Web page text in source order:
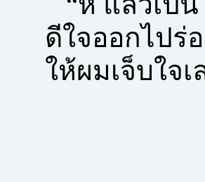
ดีใจออกไปร่
ให้ผมเจ็บใจเ